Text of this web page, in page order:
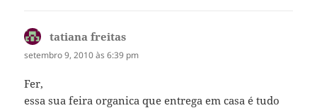
tatiana freitas
setembro 9, 2010 às 6:39 pm
Fer,
essa sua feira organica que entrega em casa é tudo